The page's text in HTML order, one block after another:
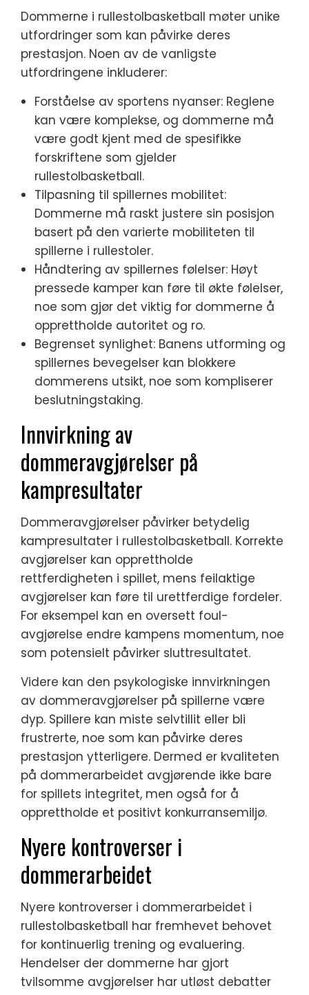
Dommerne i rullestolbasketball møter unike
utfordringer som kan påvirke deres
prestasjon. Noen av de vanligste
utfordringene inkluderer:
Forståelse av sportens nyanser: Reglene
kan være komplekse, og dommerne må
være godt kjent med de spesifikke
forskriftene som gjelder
rullestolbasketball.
Tilpasning til spillernes mobilitet:
Dommerne må raskt justere sin posisjon
basert på den varierte mobiliteten til
spillerne i rullestoler.
Håndtering av spillernes følelser: Høyt
pressede kamper kan føre til økte følelser,
noe som gjør det viktig for dommerne å
opprettholde autoritet og ro.
Begrenset synlighet: Banens utforming og
spillernes bevegelser kan blokkere
dommerens utsikt, noe som kompliserer
beslutningstaking.
Innvirkning av
dommeravgjørelser på
kampresultater
Dommeravgjørelser påvirker betydelig
kampresultater i rullestolbasketball. Korrekte
avgjørelser kan opprettholde
rettferdigheten i spillet, mens feilaktige
avgjørelser kan føre til urettferdige fordeler.
For eksempel kan en oversett foul-
avgjørelse endre kampens momentum, noe
som potensielt påvirker sluttresultatet.
Videre kan den psykologiske innvirkningen
av dommeravgjørelser på spillerne være
dyp. Spillere kan miste selvtillit eller bli
frustrerte, noe som kan påvirke deres
prestasjon ytterligere. Dermed er kvaliteten
på dommerarbeidet avgjørende ikke bare
for spillets integritet, men også for å
opprettholde et positivt konkurransemiljø.
Nyere kontroverser i
dommerarbeidet
Nyere kontroverser i dommerarbeidet i
rullestolbasketball har fremhevet behovet
for kontinuerlig trening og evaluering.
Hendelser der dommerne har gjort
tvilsomme avgjørelser har utløst debatter